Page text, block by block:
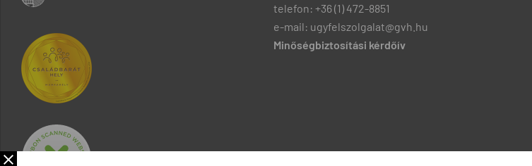
telefon: +36 (1) 472-8851
e-mail: ugyfelszolgalat@gvh.hu
Minőségbiztosítási kérdőív